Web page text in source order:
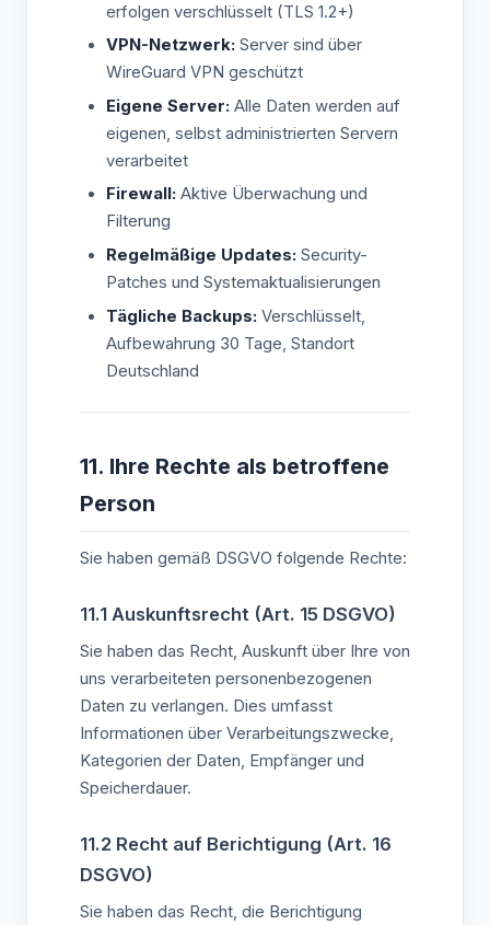
erfolgen verschlüsselt (TLS 1.2+)
VPN-Netzwerk: Server sind über
WireGuard VPN geschützt
Eigene Server: Alle Daten werden auf
eigenen, selbst administrierten Servern
verarbeitet
Firewall: Aktive Überwachung und
Filterung
Regelmäßige Updates: Security-
Patches und Systemaktualisierungen
Tägliche Backups: Verschlüsselt,
Aufbewahrung 30 Tage, Standort
Deutschland
11. Ihre Rechte als betroffene
Person
Sie haben gemäß DSGVO folgende Rechte:
11.1 Auskunftsrecht (Art. 15 DSGVO)
Sie haben das Recht, Auskunft über Ihre von
uns verarbeiteten personenbezogenen
Daten zu verlangen. Dies umfasst
Informationen über Verarbeitungszwecke,
Kategorien der Daten, Empfänger und
Speicherdauer.
11.2 Recht auf Berichtigung (Art. 16
DSGVO)
Sie haben das Recht, die Berichtigung